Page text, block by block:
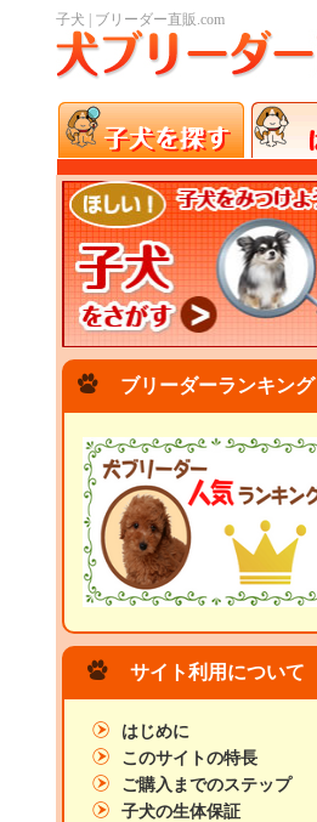
子犬 | ブリーダー直販.com
ブリーダーランキング
サイト利用について
はじめに
このサイトの特長
ご購入までのステップ
子犬の生体保証